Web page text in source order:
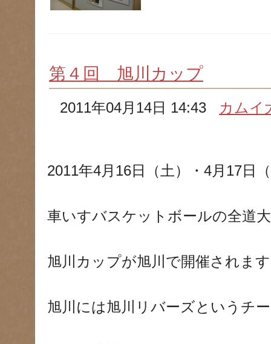
第４回 旭川カップ
2011年04月14日 14:43 カムイ
2011年4月16日（土）・4月17日
車いすバスケットボールの全道
旭川カップが旭川で開催されま
旭川には旭川リバーズというチ